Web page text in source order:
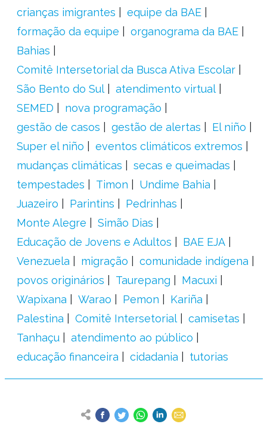
crianças imigrantes
equipe da BAE
formação da equipe
organograma da BAE
Bahias
Comitê Intersetorial da Busca Ativa Escolar
São Bento do Sul
atendimento virtual
SEMED
nova programação
gestão de casos
gestão de alertas
El niño
Super el niño
eventos climáticos extremos
mudanças climáticas
secas e queimadas
tempestades
Timon
Undime Bahia
Juazeiro
Parintins
Pedrinhas
Monte Alegre
Simão Dias
Educação de Jovens e Adultos
BAE EJA
Venezuela
migração
comunidade indígena
povos originários
Taurepang
Macuxi
Wapixana
Warao Pemon
Kariña
Palestina
Comitê Intersetorial
camisetas
Tanhaçu
atendimento ao público
educação financeira
cidadania tutorias